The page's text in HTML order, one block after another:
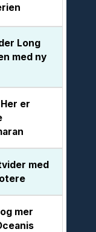
Long
med ny
er
med
mer